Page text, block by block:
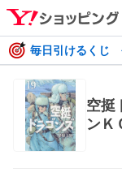
毎日引けるくじ
空挺
ンＫ